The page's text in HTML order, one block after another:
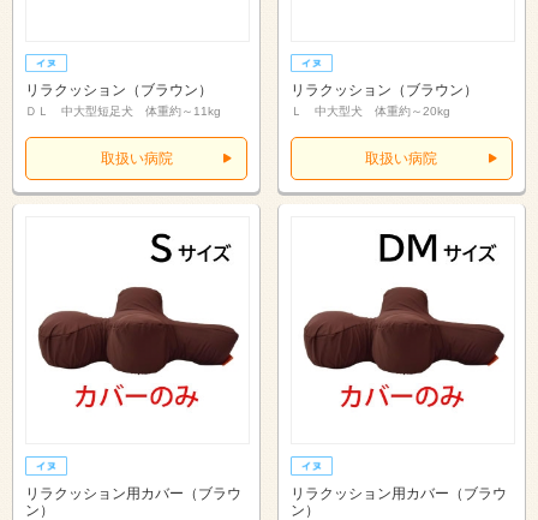
リラクッション（ブラウン）
ＤＬ 中大型短足犬 体重約～11kg
取扱い病院
リラクッション（ブラウン）
Ｌ 中大型犬 体重約～20kg
取扱い病院
リラクッション用カバー（ブラウ
ン）
リラクッション用カバー（ブラウ
ン）